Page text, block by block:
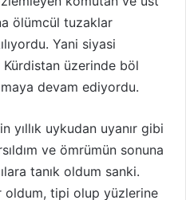
ölümcül tuzaklar
Yani siyasi
üzerinde böl
devam ediyordu.
yıllık uykudan uyanır gibi
ve ömrümün sonuna
tanık oldum sanki.
oldum, tipi olup yüzlerine